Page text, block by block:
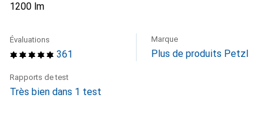
1200 lm
361
Évaluations Marque
Plus de produits Petzl
Rapports de test
Très bien dans 1 test